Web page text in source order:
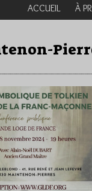
ACCUEIL À